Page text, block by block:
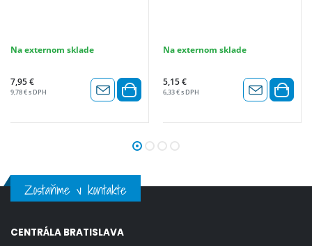
Na externom sklade
7,95 €
9,78 € s DPH
Na externom sklade
5,15 €
6,33 € s DPH
Zostaňme v kontakte
CENTRÁLA BRATISLAVA